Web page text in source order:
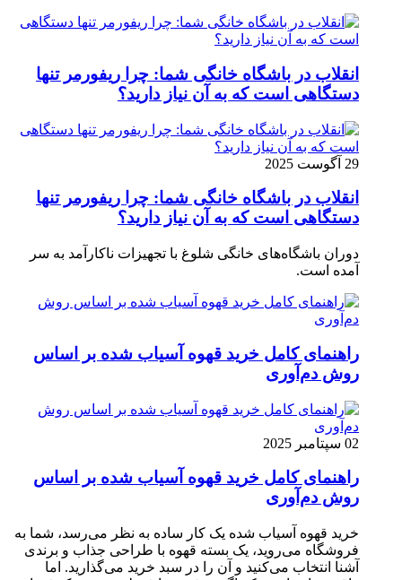
انقلاب در باشگاه خانگی شما: چرا ریفورمر تنها
دستگاهی است که به آن نیاز دارید؟
29 آگوست 2025
انقلاب در باشگاه خانگی شما: چرا ریفورمر تنها
دستگاهی است که به آن نیاز دارید؟
دوران باشگاه‌های خانگی شلوغ با تجهیزات ناکارآمد به سر
آمده است.
راهنمای کامل خرید قهوه آسیاب شده بر اساس
روش دم‌آوری
02 سپتامبر 2025
راهنمای کامل خرید قهوه آسیاب شده بر اساس
روش دم‌آوری
خرید قهوه آسیاب شده یک کار ساده به نظر می‌رسد، شما به
فروشگاه می‌روید، یک بسته قهوه با طراحی جذاب و برندی
آشنا انتخاب می‌کنید و آن را در سبد خرید می‌گذارید. اما